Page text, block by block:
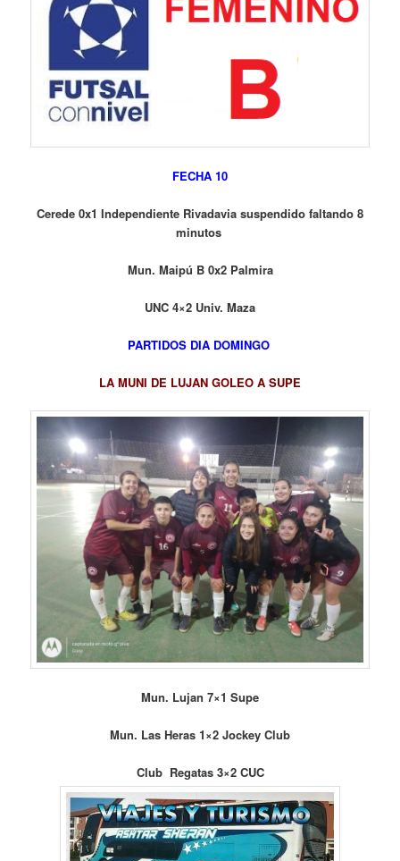
FECHA 10
Cerede 0x1 Independiente Rivadavia suspendido faltando 8
minutos
Mun. Maipú B 0x2 Palmira
UNC 4×2 Univ. Maza
PARTIDOS DIA DOMINGO
LA MUNI DE LUJAN GOLEO A SUPE
Mun. Lujan 7×1 Supe
Mun. Las Heras 1×2 Jockey Club
Club Regatas 3×2 CUC